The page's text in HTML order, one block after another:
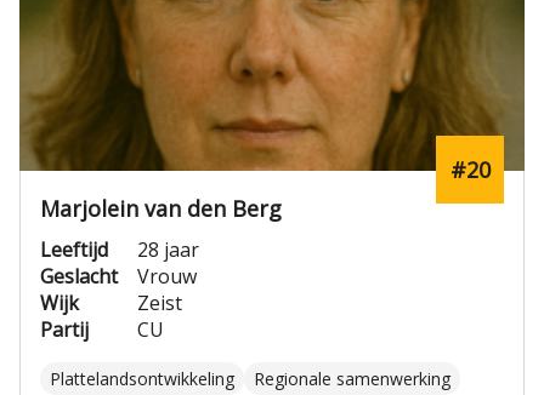
Marjolein van den Berg
#20
Leeftijd
28 jaar
Geslacht
Vrouw
Wijk
Zeist
Partij
CU
Plattelandsontwikkeling
Regionale samenwerking